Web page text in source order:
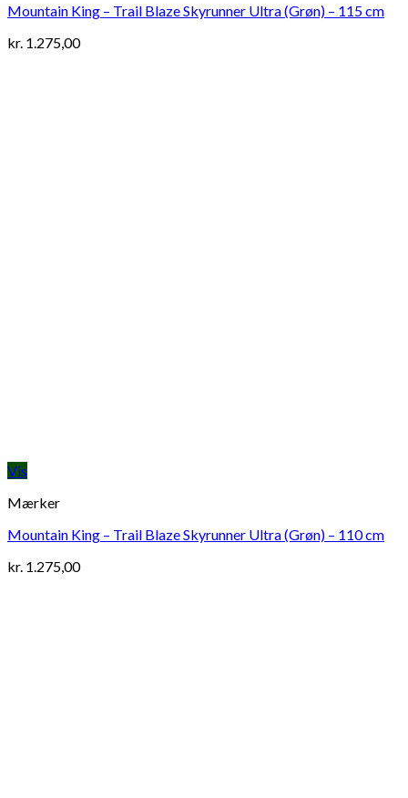
Mountain King – Trail Blaze Skyrunner Ultra (Grøn) – 115 cm
kr. 1.275,00
Vis
Mærker
Mountain King – Trail Blaze Skyrunner Ultra (Grøn) – 110 cm
kr. 1.275,00